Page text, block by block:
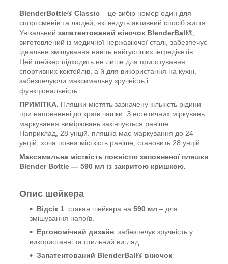
BlenderBottle® Classic – це вибір номер один для
спортсменів та людей, які ведуть активний спосіб життя.
Унікальний запатентований віночок BlenderBall®
виготовлений із медичної нержавіючої сталі, забезпечує
ідеальне змішування навіть найгустіших інгредієнтів.
Цей шейкер підходить не лише для приготування
спортивних коктейлів, а й для використання на кухні,
забезпечуючи максимальну зручність і
функціональність.
ПРИМІТКА. Пляшки містять зазначену кількість рідини
при наповненні до країв чашки. З естетичних міркувань
маркування вимірювань закінчується раніше.
Наприклад, 28 унцій. пляшка має маркування до 24
унцій, хоча повна місткість раніше, становить 28 унцій.
Максимальна місткість повністю заповненої пляшки
Blender Bottle — 590 мл із закритою кришкою.
Опис шейкера
Відсік 1: стакан шейкера на 590 мл – для
змішування напоїв.
Ергономічний дизайн: забезпечує зручність у
використанні та стильний вигляд.
Запатентований BlenderBall® віночок